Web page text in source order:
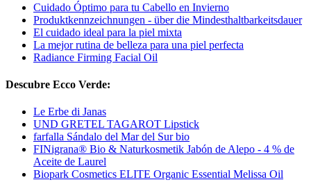
Cuidado Óptimo para tu Cabello en Invierno
Produktkennzeichnungen - über die Mindesthaltbarkeitsdauer
El cuidado ideal para la piel mixta
La mejor rutina de belleza para una piel perfecta
Radiance Firming Facial Oil
Descubre Ecco Verde:
Le Erbe di Janas
UND GRETEL TAGAROT Lipstick
farfalla Sándalo del Mar del Sur bio
FINigrana® Bio & Naturkosmetik Jabón de Alepo - 4 % de
Aceite de Laurel
Biopark Cosmetics ELITE Organic Essential Melissa Oil